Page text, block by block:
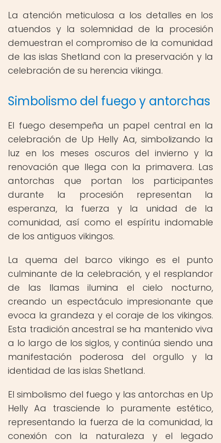
La atención meticulosa a los detalles en los
atuendos y la solemnidad de la procesión
demuestran el compromiso de la comunidad
de las islas Shetland con la preservación y la
celebración de su herencia vikinga.
Simbolismo del fuego y antorchas
El fuego desempeña un papel central en la
celebración de Up Helly Aa, simbolizando la
luz en los meses oscuros del invierno y la
renovación que llega con la primavera. Las
antorchas que portan los participantes
durante la procesión representan la
esperanza, la fuerza y la unidad de la
comunidad, así como el espíritu indomable
de los antiguos vikingos.
La quema del barco vikingo es el punto
culminante de la celebración, y el resplandor
de las llamas ilumina el cielo nocturno,
creando un espectáculo impresionante que
evoca la grandeza y el coraje de los vikingos.
Esta tradición ancestral se ha mantenido viva
a lo largo de los siglos, y continúa siendo una
manifestación poderosa del orgullo y la
identidad de las islas Shetland.
El simbolismo del fuego y las antorchas en Up
Helly Aa trasciende lo puramente estético,
representando la fuerza de la comunidad, la
conexión con la naturaleza y el legado